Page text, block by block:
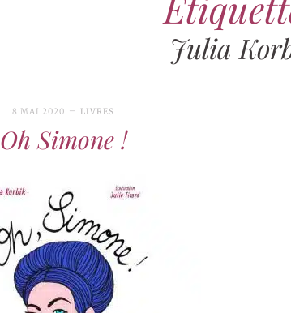
Julia
8 MAI 2020 LIVRES
Oh Simone !